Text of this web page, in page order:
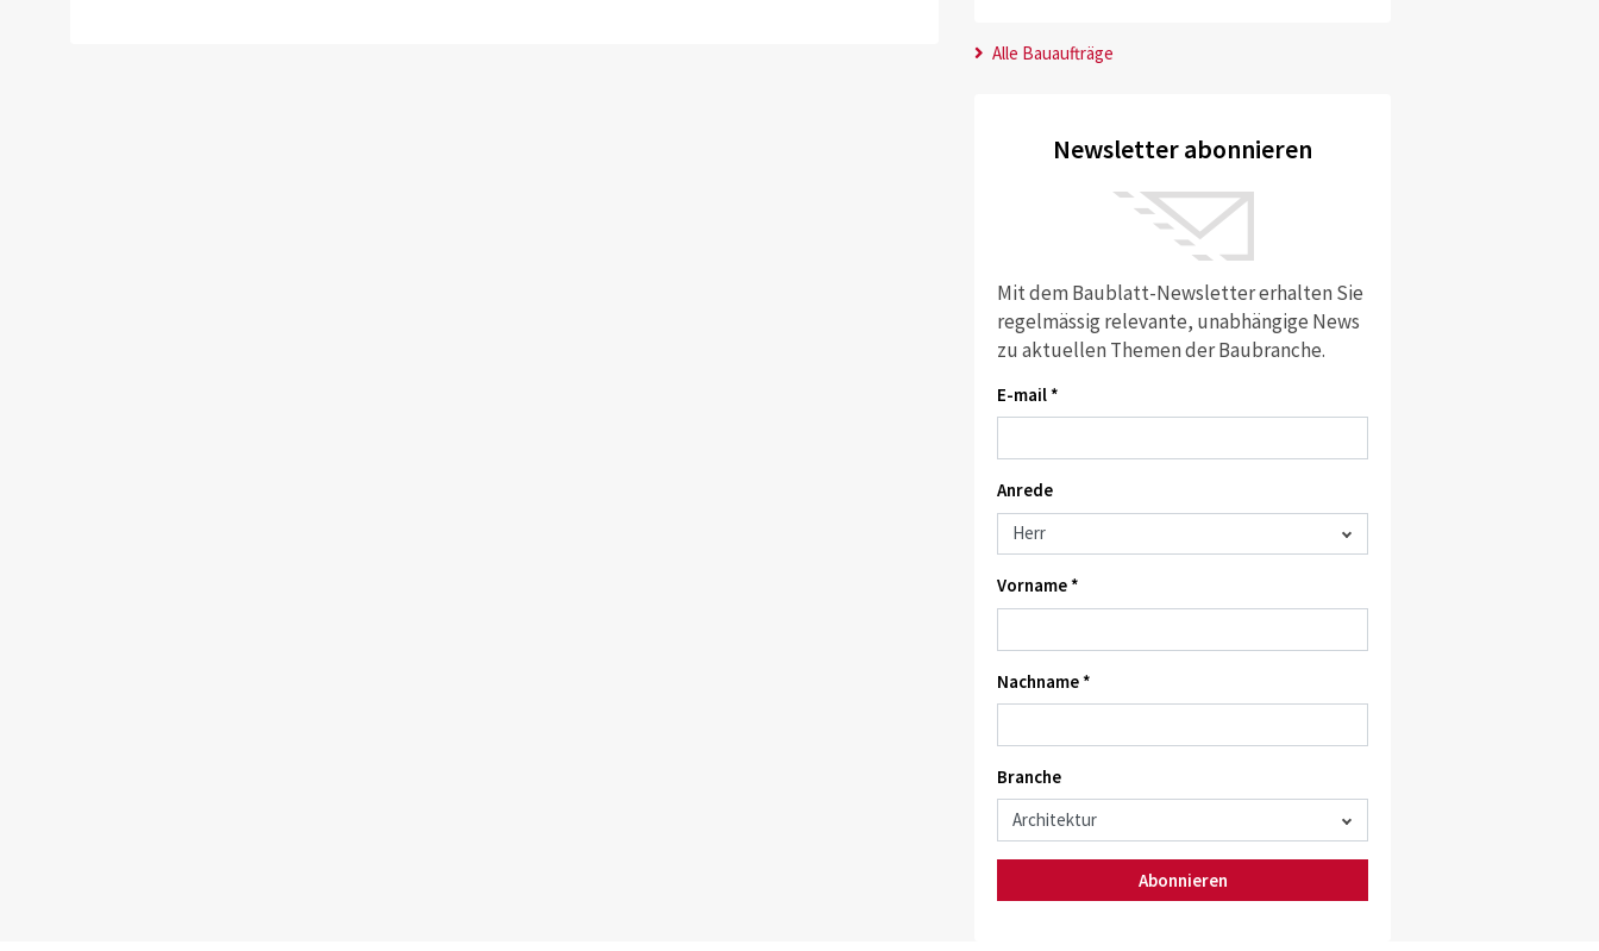
Alle Bauaufträge
Newsletter abonnieren
Mit dem Baublatt-Newsletter erhalten Sie
regelmässig relevante, unabhängige News
zu aktuellen Themen der Baubranche.
E-mail *
Anrede
Vorname *
Nachname *
Branche
Abonnieren